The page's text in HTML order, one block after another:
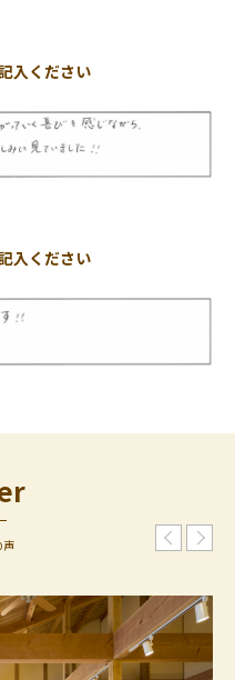
入ください
入ください
声